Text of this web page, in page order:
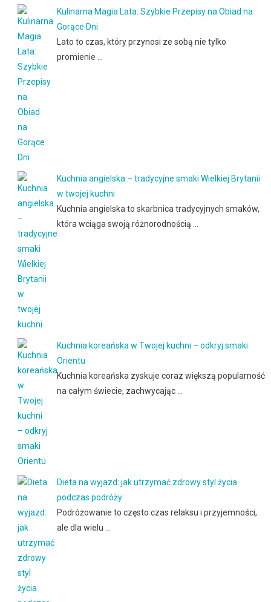
Kulinarna Magia Lata: Szybkie Przepisy na Obiad na
Gorące Dni
Lato to czas, który przynosi ze sobą nie tylko
promienie …
Kuchnia angielska – tradycyjne smaki Wielkiej Brytanii
w twojej kuchni
Kuchnia angielska to skarbnica tradycyjnych smaków,
która wciąga swoją różnorodnością …
Kuchnia koreańska w Twojej kuchni – odkryj smaki
Orientu
Kuchnia koreańska zyskuje coraz większą popularność
na całym świecie, zachwycając …
Dieta na wyjazd: jak utrzymać zdrowy styl życia
podczas podróży
Podróżowanie to często czas relaksu i przyjemności,
ale dla wielu …